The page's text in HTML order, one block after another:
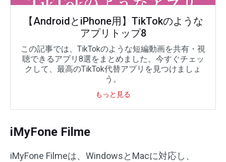
【AndroidとiPhone用】TikTokのような
アプリトップ8
この記事では、TikTokのような短編動画を共有・視
聴できるアプリ8選をまとめました。今すぐチェッ
クして、最高のTikTok代替アプリを見つけましょ
う。
もっと見る
iMyFone Filme
iMyFone Filmeは、WindowsとMacに対応し、